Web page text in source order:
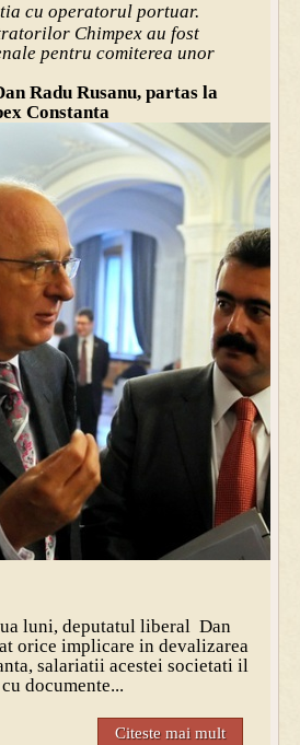
cu operatorul portuar.
Chimpex au fost
pentru comiterea unor
Radu Rusanu, partas la
Constanta
luni, deputatul liberal Dan
orice implicare in devalizarea
salariatii acestei societati il
documente...
Citeste mai mult